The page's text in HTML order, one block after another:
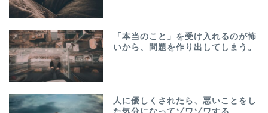
「本当のこと」を受け入れるのが怖
いから、問題を作り出してしまう。
人に優しくされたら、悪いことをし